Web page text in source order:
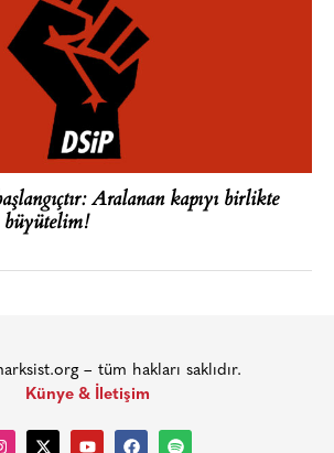
Aralanan kapıyı birlikte
büyütelim!
– tüm hakları saklıdır.
Künye & İletişim